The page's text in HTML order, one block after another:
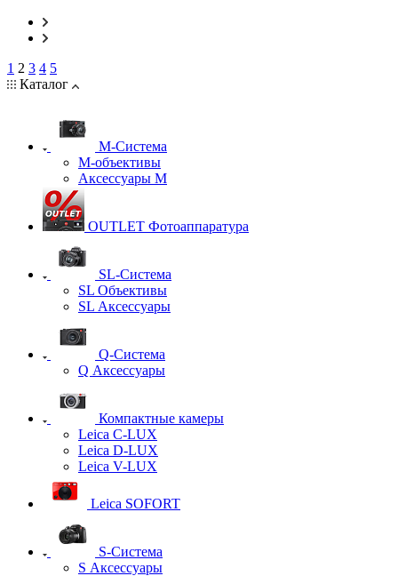
1 2 3 4 5
Каталог
M-Система
М-объективы
Аксессуары М
OUTLET Фотоаппаратура
SL-Система
SL Объективы
SL Аксессуары
Q-Cистема
Q Аксессуары
Компактные камеры
Leica C-LUX
Leica D-LUX
Leica V-LUX
Leica SOFORT
S-Система
S Аксессуары